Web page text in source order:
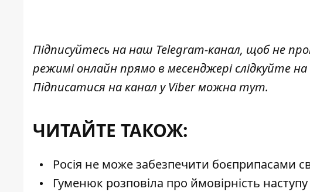
Підписуйтесь на наш Telegram-канал, щоб не
режимі онлайн прямо в месенджері слідкуйте
Підписатися на канал у Viber можнатут.
ЧИТАЙТЕ ТАКОЖ:
Росія не може забезпечити боєприпасами
Гуменюк розповіла про ймовірність